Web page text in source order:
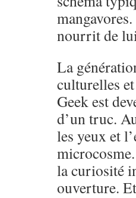
nourrit de
La
culturelles
Geek est
d’un truc.
les yeux et
la curiosité
ouverture.